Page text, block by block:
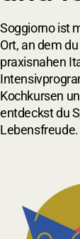
Soggiorno ist
Ort, an dem
praxisnahen
Kochkursen
entdeckst du
Lebensfreude.